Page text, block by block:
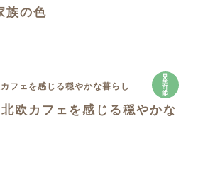
族の色
見
学
可
能
欧カフェを感じる穏やかな